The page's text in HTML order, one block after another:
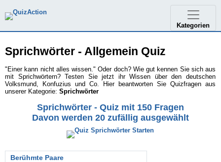
Kategorien
Sprichwörter - Allgemein Quiz
"Einer kann nicht alles wissen." Oder doch? Wie gut kennen Sie sich aus
mit Sprichwörtern? Testen Sie jetzt ihr Wissen über den deutschen
Volksmund, Konfuzius und Co. Hier beantworten Sie Quizfragen aus
unserer Kategorie: Sprichwörter
Sprichwörter - Quiz mit 150 Fragen
Davon werden 20 zufällig ausgewählt
Berühmte Paare